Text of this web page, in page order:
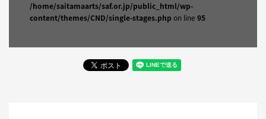
/home/saitamaarts/saf.or.jp/public_html/wp-
content/themes/CND/single-stages.php on line 95